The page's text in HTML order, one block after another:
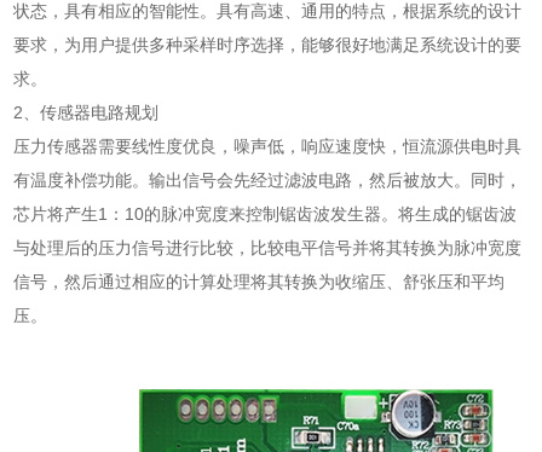
状态，具有相应的智能性。具有高速、通用的特点，根据系统的设计
要求，为用户提供多种采样时序选择，能够很好地满足系统设计的要
求。
2、传感器电路规划
压力传感器需要线性度优良，噪声低，响应速度快，恒流源供电时具
有温度补偿功能。输出信号会先经过滤波电路，然后被放大。同时，
芯片将产生1：10的脉冲宽度来控制锯齿波发生器。将生成的锯齿波
与处理后的压力信号进行比较，比较电平信号并将其转换为脉冲宽度
信号，然后通过相应的计算处理将其转换为收缩压、舒张压和平均
压。